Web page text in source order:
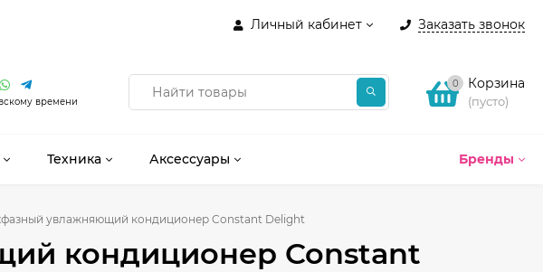
Личный кабинет Заказать звонок
времени
0 Корзина
(пусто)
Бренды
Техника Аксессуары
увлажняющий кондиционер Constant Delight
кондиционер Constant